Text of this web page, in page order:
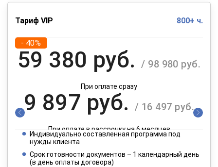
Тариф VIP 800+ ч.
- 40%
59 380 руб. / 98 980 руб.
При оплате сразу
9 897 руб. / 16 497 руб.
При оплате в рассрочку на 6 месяцев
4 949 руб. / 8 249 руб.
Индивидуально составленная программа под
нужды клиента
Срок готовности документов – 1 календарный день
(в день оплаты договора)